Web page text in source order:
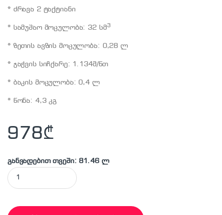
* ძრავა 2 ტაქტიანი
* სამუშაო მოცულობა: 32 სმ3
* ზეთის ავზის მოცულობა: 0,28 ლ
* ჯაჭვის სიჩქარე: 1.134მ/წთ
* ბაკის მოცულობა: 0,4 ლ
* წონა: 4,3 კგ
978₾
განვადებით თვეში: 81.46 ლ
MAKITA - EA 3201S ჯაჭვიანი ხერხი ბენზინზე quantity